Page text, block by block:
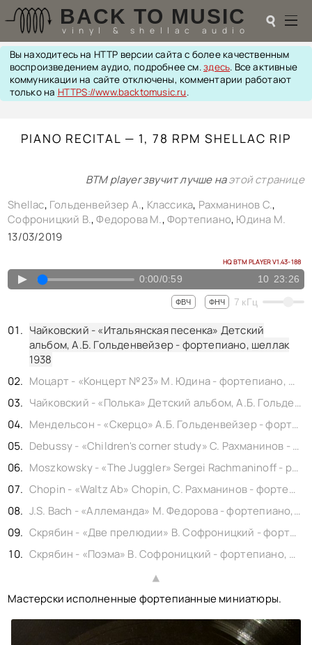
BACK TO MUSIC
vinyl & shellac audio ☌
☌
UPGRADES
МУЗЫКА
HI-FI PLAYERS
TESTS
ССЫЛКИ
BACK TO PHOTO
Вы находитесь на HTTP версии сайта с более качественным
воспроизведением аудио, подробнее см.здесь. Все активные
коммуникации на сайте отключены, комментарии работают
только на HTTPS://www.backtomusic.ru.
PIANO RECITAL — 1, 78 RPM SHELLAC RIP
BTM player звучит лучше наэтой странице
Shellac, Гольденвейзер А., Классика, Рахманинов С.,
Софроницкий В.,Федорова М.,Фортепиано, Юдина М.
13/03/2019
HQ BTM PLAYER V1.43-188
▲ 0:00/0:59 10 23:26
ФВЧ ФНЧ 7 кГц
Чайковский - «Итальянская песенка» Детский
альбом, А.Б. Гольденвейзер - фортепиано, шеллак
1938
Моцарт - «Концерт №23» М. Юдина - фортепиано, шеллак 1948
Чайковский - «Полька» Детский альбом, А.Б. Гольденвейзер - фортепиано, шеллак 1938
Мендельсон - «Скерцо» А.Б. Гольденвейзер - фортепиано, шеллак 1946
Debussy - «Children's corner study» С. Рахманинов - фортепиано, шеллак 1936
Moszkowsky - «The Juggler» Sergei Rachmaninoff - piano, шеллак 1937
Chopin - «Waltz Ab» Chopin, С. Рахманинов - фортепиано, шеллак 1936
J.S. Bach - «Аллеманда» М. Федорова - фортепиано, шеллак 1950
Скрябин - «Две прелюдии» В. Софроницкий - фортепиано, шеллак 1947
Скрябин - «Поэма» В. Софроницкий - фортепиано, шеллак 1948
▲
Мастерски исполненные фортепианные миниатюры.